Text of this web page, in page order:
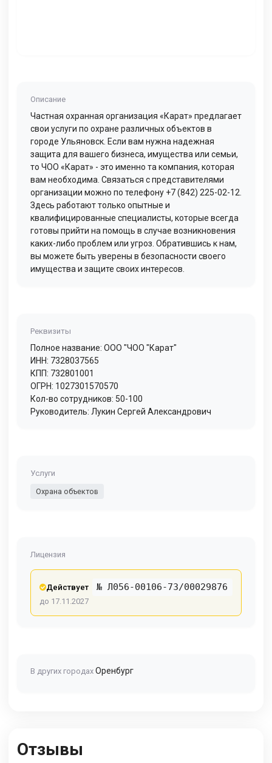
Описание
Частная охранная организация «Карат» предлагает
свои услуги по охране различных объектов в
городе Ульяновск. Если вам нужна надежная
защита для вашего бизнеса, имущества или семьи,
то ЧОО «Карат» - это именно та компания, которая
вам необходима. Связаться с представителями
организации можно по телефону +7 (842) 225-02-12.
Здесь работают только опытные и
квалифицированные специалисты, которые всегда
готовы прийти на помощь в случае возникновения
каких-либо проблем или угроз. Обратившись к нам,
вы можете быть уверены в безопасности своего
имущества и защите своих интересов.
Реквизиты
Полное название: ООО "ЧОО "Карат"
ИНН: 7328037565
КПП: 732801001
ОГРН: 1027301570570
Кол-во сотрудников: 50-100
Руководитель: Лукин Сергей Александрович
Услуги
Охрана объектов
Лицензия
Действует № Л056-00106-73/00029876
до 17.11.2027
В других городах Оренбург
Отзывы